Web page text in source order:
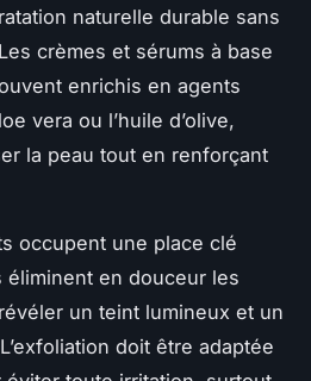
naturelle durable sans
crèmes et sérums à base
enrichis en agents
vera ou l’huile d’olive,
la peau tout en renforçant
occupent une place clé
en douceur les
un teint lumineux et un
doit être adaptée